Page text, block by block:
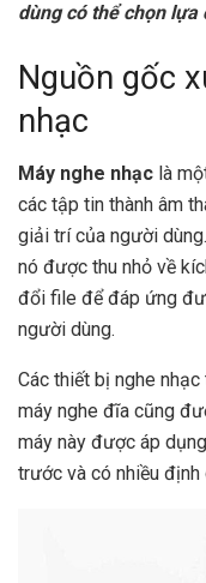
dùng có thể chọn
Nguồn gốc
nhạc
Máy nghe nhạc là
các tập tin thành âm
giải trí của người
nó được thu nhỏ về
đổi file để đáp ứng
người dùng.
Các thiết bị nghe
máy nghe đĩa cũng
máy này được áp
trước và có nhiều định